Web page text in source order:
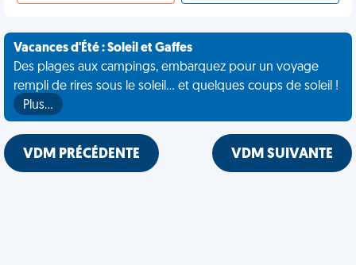
Vacances d'Été : Soleil et Gaffes
Des plages aux campings, embarquez pour un voyage
rempli de rires sous le soleil... et quelques coups de soleil !
Plus…
VDM PRÉCÉDENTE VDM SUIVANTE